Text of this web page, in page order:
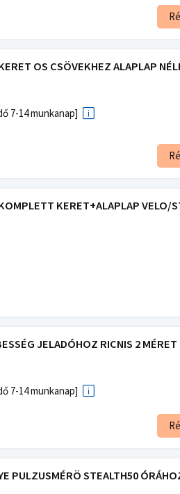
OS CSÖVEKHEZ ALAPLAP
7-14 munkanap]
KERET+ALAPLAP VELO/
JELADÓHOZ RICNIS 2
7-14 munkanap]
PULZUSMÉRÖ STEALTH50